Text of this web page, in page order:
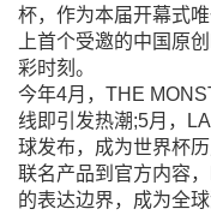
杯，作为本届开幕式
上首个受邀的中国原
彩时刻。
今年4月，THE
线即引发热潮;5月，
球发布，成为世界杯
联名产品到官方内容
的表达边界，成为全